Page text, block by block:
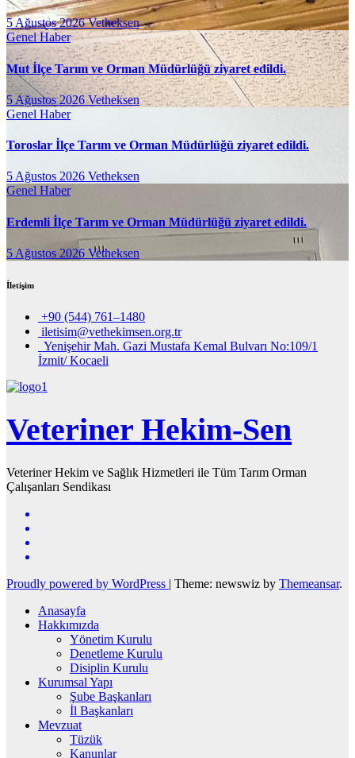
5 Ağustos 2026Vetheksen
GenelHaber
Mut İlçe Tarım ve Orman Müdürlüğü ziyaret edildi.
5 Ağustos 2026Vetheksen
Genel Haber
Toroslar İlçe Tarım ve Orman Müdürlüğü ziyaret edildi.
5 Ağustos 2026 Vetheksen
Genel Haber
Erdemli İlçe Tarım ve Orman Müdürlüğü ziyaret edildi.
5 Ağustos 2026 Vetheksen
İletişim
+90 (544) 761–1480
iletisim@vethekimsen.org.tr
Yenişehir Mah. Gazi Mustafa Kemal Bulvarı No:109/1
İzmit/ Kocaeli
Veteriner Hekim-Sen
Veteriner Hekim ve Sağlık Hizmetleri ile Tüm Tarım Orman
Çalışanları Sendikası
Proudly powered by WordPress | Theme: newswiz by Themeansar.
Anasayfa
Hakkımızda
Yönetim Kurulu
Denetleme Kurulu
Disiplin Kurulu
Kurumsal Yapı
Şube Başkanları
İl Başkanları
Mevzuat
Tüzük
Kanunlar